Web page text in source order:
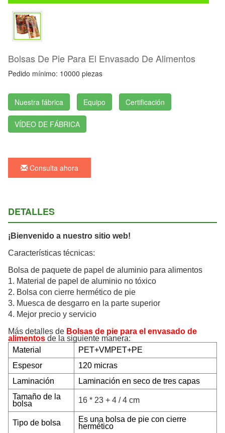
Bolsas De Pie Para El Envasado De Alimentos
Pedido mínimo: 10000 piezas
Nuestra fábrica Equipo Certificación
VÍDEO DE FÁBRICA
Consulta ahora
DETALLES
¡Bienvenido a nuestro sitio web!
Características técnicas:
Bolsa de paquete de papel de aluminio para alimentos
1. Material de papel de aluminio no tóxico
2. Bolsa con cierre hermético de pie
3. Muesca de desgarro en la parte superior
4. Mejor precio y servicio
Más detalles de Bolsas de pie para el envasado de
alimentos de la siguiente manera:
Material
PET+VMPET+PE
Espesor
120 micras
Laminación
Laminación en seco de tres capas
Tamaño de la
bolsa
16 * 23 + 4 / 4 cm
Tipo de bolsa
Es una bolsa de pie con cierre
hermético